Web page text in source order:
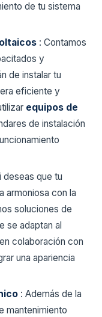
de tu sistema
: Contamos
y
de instalar tu
eficiente y
equipos de
de instalación
deseas que tu
armoniosa con la
soluciones de
se adaptan al
colaboración con
una apariencia
: Además de la
mantenimiento